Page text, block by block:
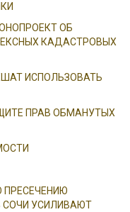
ОБ
КАДАСТРОВЫХ
ИСПОЛЬЗОВАТЬ
ПРАВ ОБМАНУТЫХ
СОЧИ УСИЛИВАЮТ